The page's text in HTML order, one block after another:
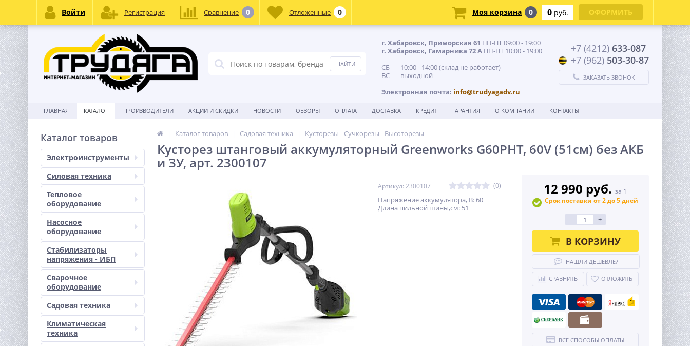
г. Хабаровск, Приморская 61 ПН-ПТ 09:00 - 19:00
г. Хабаровск, Гамарника 72 А ПН-ПТ 10:00 - 19:00
СБ 10:00 - 14:00 (склад не работает)
ВС выходной
Электронная почта: info@trudyagadv.ru
+7 (4212) 633-087
+7 (962) 503-30-87
ЗАКАЗАТЬ ЗВОНОК
ГЛАВНАЯ КАТАЛОГ ПРОИЗВОДИТЕЛИ АКЦИИ И СКИДКИ НОВОСТИ ОБЗОРЫ ОПЛАТА ДОСТАВКА КРЕДИТ ГАРАНТИЯ О КОМПАНИИ КОНТАКТЫ
Каталог товаров
Электроинструменты
Силовая техника
Тепловое
оборудование
Насосное
оборудование
Стабилизаторы
напряжения - ИБП
Сварочное
оборудование
Садовая техника
Климатическая
техника
Каталог товаров Садовая техника Кусторезы - Сучкорезы - Высоторезы
Кусторез штанговый аккумуляторный Greenworks G60PHT, 60V (51см) без АКБ
и ЗУ, арт. 2300107
Артикул: 2300107 (0)
Напряжение аккумулятора, В: 60
Длина пильной шины,cм: 51
12 990 руб. за 1
Срок поставки от 2 до 5 дней
- +
В КОРЗИНУ
НАШЛИ ДЕШЕВЛЕ?
СРАВНИТЬ ОТЛОЖИТЬ
ВСЕ СПОСОБЫ ОПЛАТЫ
Войти Регистрация Сравнение 0 Отложенные 0 Моя корзина 0 0 руб. ОФОРМИТЬ